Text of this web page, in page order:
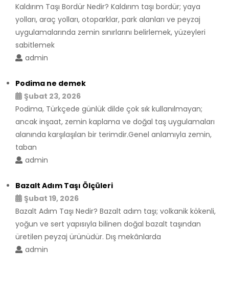
Kaldırım Taşı Bordür Nedir? Kaldırım taşı bordür; yaya
yolları, araç yolları, otoparklar, park alanları ve peyzaj
uygulamalarında zemin sınırlarını belirlemek, yüzeyleri
sabitlemek
admin
Podima ne demek
Şubat 23, 2026
Podima, Türkçede günlük dilde çok sık kullanılmayan;
ancak inşaat, zemin kaplama ve doğal taş uygulamaları
alanında karşılaşılan bir terimdir.Genel anlamıyla zemin,
taban
admin
Bazalt Adım Taşı Ölçüleri
Şubat 19, 2026
Bazalt Adım Taşı Nedir? Bazalt adım taşı; volkanik kökenli,
yoğun ve sert yapısıyla bilinen doğal bazalt taşından
üretilen peyzaj ürünüdür. Dış mekânlarda
admin